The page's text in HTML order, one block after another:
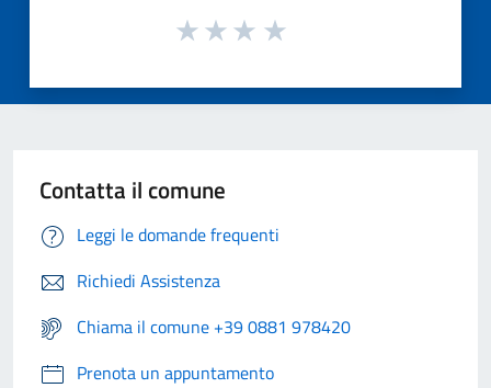
Contatta il comune
Leggi le domande frequenti
Richiedi Assistenza
Chiama il comune +39 0881 978420
Prenota un appuntamento